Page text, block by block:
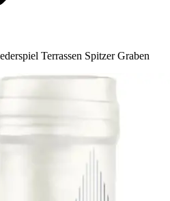
Terrassen Spitzer Graben